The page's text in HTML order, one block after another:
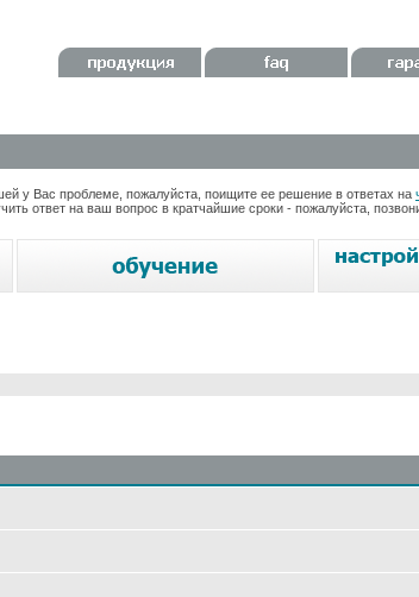
у Вас проблеме, пожалуйста, поищите ее решение в ответах на
ответ на ваш вопрос в кратчайшие сроки - пожалуйста,